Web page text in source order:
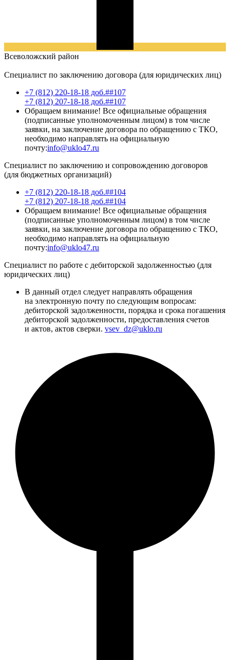
Всеволожский район
Специалист по заключению договора (для юридических лиц)
+7 (812) 220-18-18 доб.##107
+7 (812) 207-18-18 доб.##107
Обращаем внимание! Все официальные обращения
(подписанные уполномоченным лицом) в том числе
заявки, на заключение договора по обращению с ТКО,
необходимо направлять на официальную
почту:info@uklo47.ru
Специалист по заключению и сопровождению договоров
(для бюджетных организаций)
+7 (812) 220-18-18 доб.##104
+7 (812) 207-18-18 доб.##104
Обращаем внимание! Все официальные обращения
(подписанные уполномоченным лицом) в том числе
заявки, на заключение договора по обращению с ТКО,
необходимо направлять на официальную
почту:info@uklo47.ru
Специалист по работе с дебиторской задолженностью (для
юридических лиц)
В данный отдел следует направлять обращения
на электронную почту по следующим вопросам:
дебиторской задолженности, порядка и срока погашения
дебиторской задолженности, предоставления счетов
и актов, актов сверки. vsev_dz@uklo.ru